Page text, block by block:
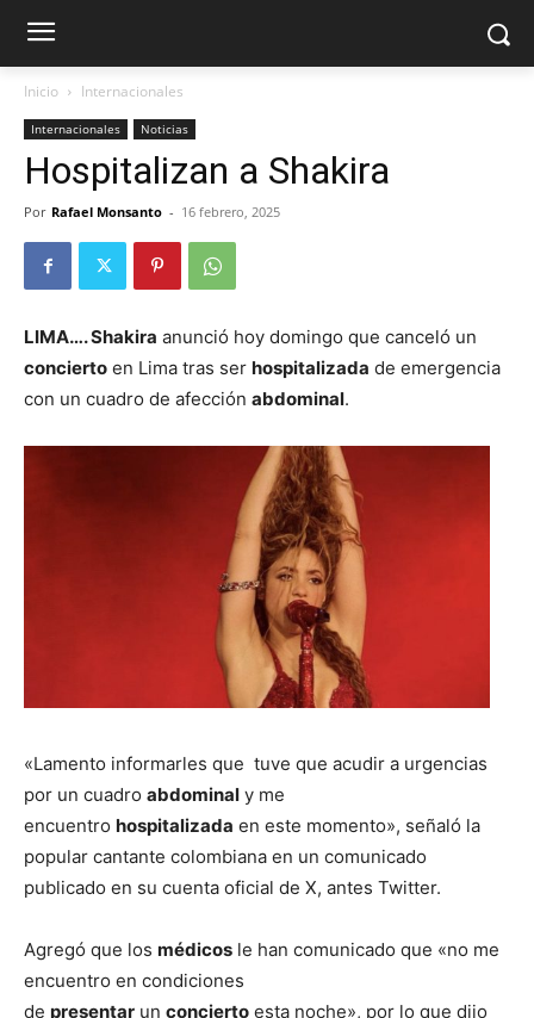
Inicio Internacionales
Internacionales Noticias
Hospitalizan a Shakira
Por Rafael Monsanto - 16 febrero, 2025
LIMA…. Shakira anunció hoy domingo que canceló un
concierto en Lima tras ser hospitalizada de emergencia
con un cuadro de afección abdominal.
«Lamento informarles que tuve que acudir a urgencias
por un cuadro abdominal y me
encuentro hospitalizada en este momento», señaló la
popular cantante colombiana en un comunicado
publicado en su cuenta oficial de X, antes Twitter.
Agregó que los médicos le han comunicado que «no me
encuentro en condiciones
de presentar un concierto esta noche», por lo que dijo